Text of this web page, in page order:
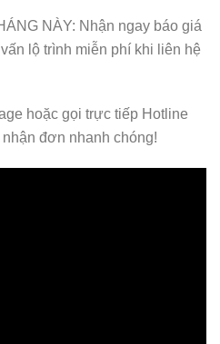
NÀY: Nhận ngay báo giá
lộ trình miễn phí khi liên hệ
hoặc gọi trực tiếp Hotline
đơn nhanh chóng!